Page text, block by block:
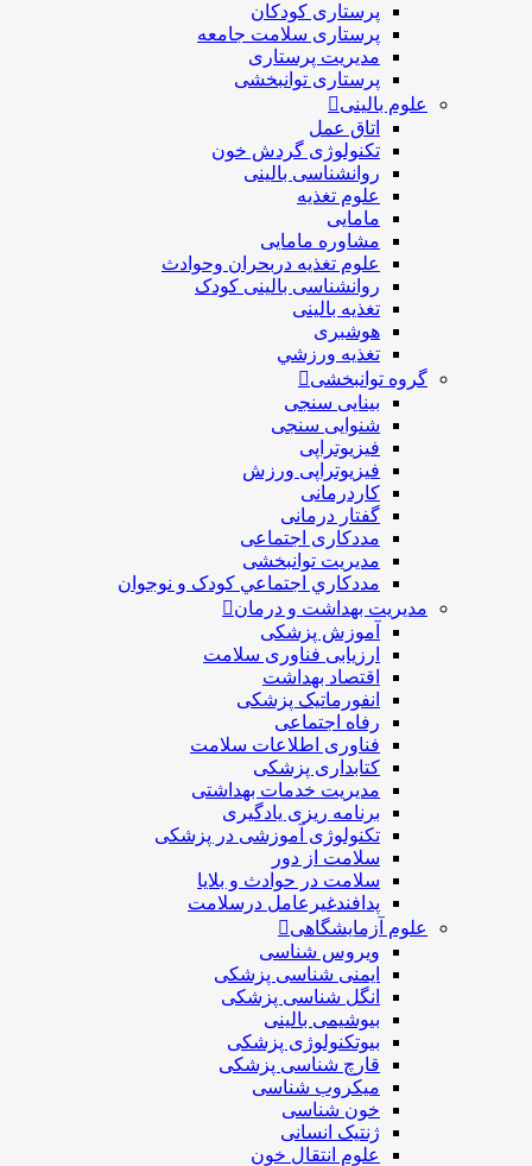
پرستاری کودکان
پرستاری سلامت جامعه
مدیریت پرستاری
پرستاری توانبخشی
علوم بالینی
اتاق عمل
تکنولوژی گردش خون
روانشناسی بالینی
علوم تغذیه
مامایی
مشاوره مامایی
علوم تغذیه دربحران وحوادث
روانشناسی بالینی کودک
تغذیه بالینی
هوشبری
تغذيه ورزشي
گروه توانبخشی
بینایی سنجی
شنوایی سنجی
فیزیوتراپی
فیزیوتراپی ورزش
کاردرمانی
گفتار درمانی
مددکاری اجتماعی
مديريت توانبخشی
مددکاري اجتماعي کودک و نوجوان
مدیریت بهداشت و درمان
آموزش پزشکی
ارزیابی فناوری سلامت
اقتصاد بهداشت
انفورماتیک پزشکی
رفاه اجتماعی
فناوری اطلاعات سلامت
کتابداری پزشکی
مديريت خدمات بهداشتی
برنامه ریزی یادگیری
تکنولوژی آموزشی در پزشکی
سلامت از دور
سلامت در حوادث و بلایا
پدافندغیرعامل درسلامت
علوم آزمایشگاهی
ویروس شناسی
ایمنی شناسی پزشكی
انگل شناسی پزشکی
بیوشیمی بالینی
بیوتکنولوژی پزشکی
قارچ شناسی پزشکی
ميكروب شناسی
خون شناسی
ژنتیک انسانی
علوم انتقال خون